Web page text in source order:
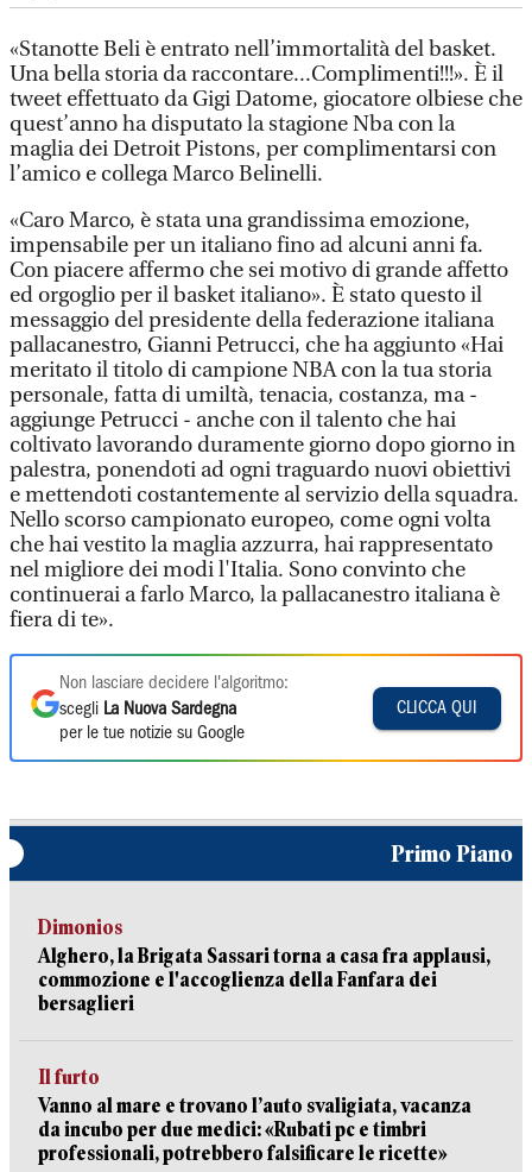
«Stanotte Beli è entrato nell’immortalità del basket.
Una bella storia da raccontare...Complimenti!!!». È il
tweet effettuato da Gigi Datome, giocatore olbiese che
quest’anno ha disputato la stagione Nba con la
maglia dei Detroit Pistons, per complimentarsi con
l’amico e collega Marco Belinelli.
«Caro Marco, è stata una grandissima emozione,
impensabile per un italiano fino ad alcuni anni fa.
Con piacere affermo che sei motivo di grande affetto
ed orgoglio per il basket italiano». È stato questo il
messaggio del presidente della federazione italiana
pallacanestro, Gianni Petrucci, che ha aggiunto «Hai
meritato il titolo di campione NBA con la tua storia
personale, fatta di umiltà, tenacia, costanza, ma -
aggiunge Petrucci - anche con il talento che hai
coltivato lavorando duramente giorno dopo giorno in
palestra, ponendoti ad ogni traguardo nuovi obiettivi
e mettendoti costantemente al servizio della squadra.
Nello scorso campionato europeo, come ogni volta
che hai vestito la maglia azzurra, hai rappresentato
nel migliore dei modi l'Italia. Sono convinto che
continuerai a farlo Marco, la pallacanestro italiana è
fiera di te».
Non lasciare decidere l'algoritmo:
scegli La Nuova Sardegna
per le tue notizie su Google
CLICCA QUI
Primo Piano
Dimonios
Alghero, la Brigata Sassari torna a casa fra applausi,
commozione e l'accoglienza della Fanfara dei
bersaglieri
Il furto
Vanno al mare e trovano l’auto svaligiata, vacanza
da incubo per due medici: «Rubati pc e timbri
professionali, potrebbero falsificare le ricette»